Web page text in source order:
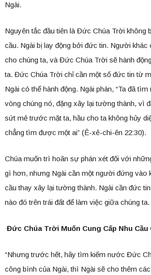
Ngài.
Nguyên tắc đầu tiên là Đức Chúa Trời không
cầu. Ngài bị lay động bởi đức tin. Người khác
cho chúng ta, và Đức Chúa Trời sẽ hành
ta. Đức Chúa Trời chỉ cần một số đức tin từ
Ngài có thể hành động. Ngài phán, “Ta đã
vòng chúng nó, đặng xây lại tường thành, vì
sứt mẻ trước mặt ta, hầu cho ta không hủy
chẳng tìm được một ai” (Ê-xê-chi-ên 22:30).
Chúa muốn trì hoãn sự phán xét đối với
gì hơn, nhưng Ngài cần một người đứng vào
cầu thay xây lại tường thành. Ngài cần đức
nào đó trên trái đất để làm việc giữa chúng ta.
Đức Chúa Trời Muốn Cung Cấp Nhu Cầu
“Nhưng trước hết, hãy tìm kiếm nước Đức
công bình của Ngài, thì Ngài sẽ cho thêm